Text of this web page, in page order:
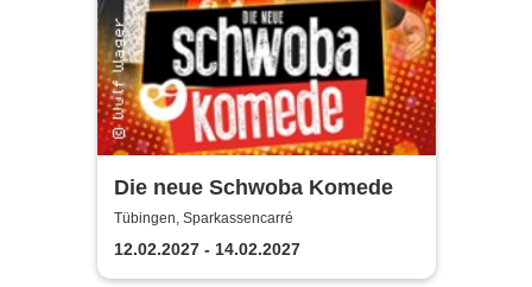
Die neue Schwoba Komede
Tübingen, Sparkassencarré
12.02.2027 - 14.02.2027